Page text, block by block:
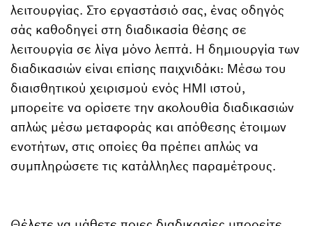
λειτουργίας. Στο εργαστάσιό σας, ένας οδηγός
σάς καθοδηγεί στη διαδικασία θέσης σε
λειτουργία σε λίγα μόνο λεπτά. Η δημιουργία των
διαδικασιών είναι επίσης παιχνιδάκι: Μέσω του
διαισθητικού χειρισμού ενός HMI ιστού,
μπορείτε να ορίσετε την ακολουθία διαδικασιών
απλώς μέσω μεταφοράς και απόθεσης έτοιμων
ενοτήτων, στις οποίες θα πρέπει απλώς να
συμπληρώσετε τις κατάλληλες παραμέτρους.